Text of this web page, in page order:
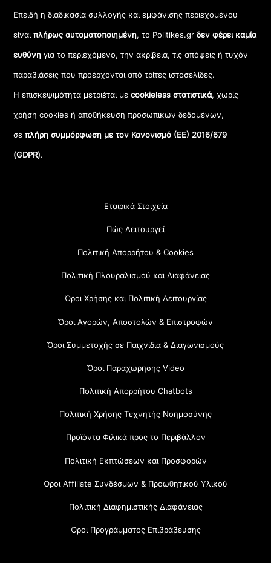
Επειδή η διαδικασία συλλογής και εμφάνισης περιεχομένου
είναιπλήρως αυτοματοποιημένη, το Politikes.grδεν φέρει καμία
ευθύνη για το περιεχόμενο, την ακρίβεια, τις απόψεις ή τυχόν
παραβιάσεις που προέρχονται από τρίτες ιστοσελίδες.
Η επισκεψιμότητα μετριέται μεcookieless στατιστικά, χωρίς
χρήση cookies ή αποθήκευση προσωπικών δεδομένων,
σεπλήρη συμμόρφωση με τον Κανονισμό (ΕΕ) 2016/679
(GDPR).
Εταιρικά Στοιχεία
Πώς Λειτουργεί
Πολιτική Απορρήτου & Cookies
Πολιτική Πλουραλισμού και Διαφάνειας
Όροι Χρήσης και Πολιτική Λειτουργίας
Όροι Αγορών, Αποστολών & Επιστροφών
Όροι Συμμετοχής σε Παιχνίδια & Διαγωνισμούς
Όροι Παραχώρησης Video
Πολιτική Απορρήτου Chatbots
Πολιτική Χρήσης Τεχνητής Νοημοσύνης
Προϊόντα Φιλικά προς το Περιβάλλον
Πολιτική Εκπτώσεων και Προσφορών
Όροι Affiliate Συνδέσμων & Προωθητικού Υλικού
Πολιτική Διαφημιστικής Διαφάνειας
Όροι Προγράμματος Επιβράβευσης